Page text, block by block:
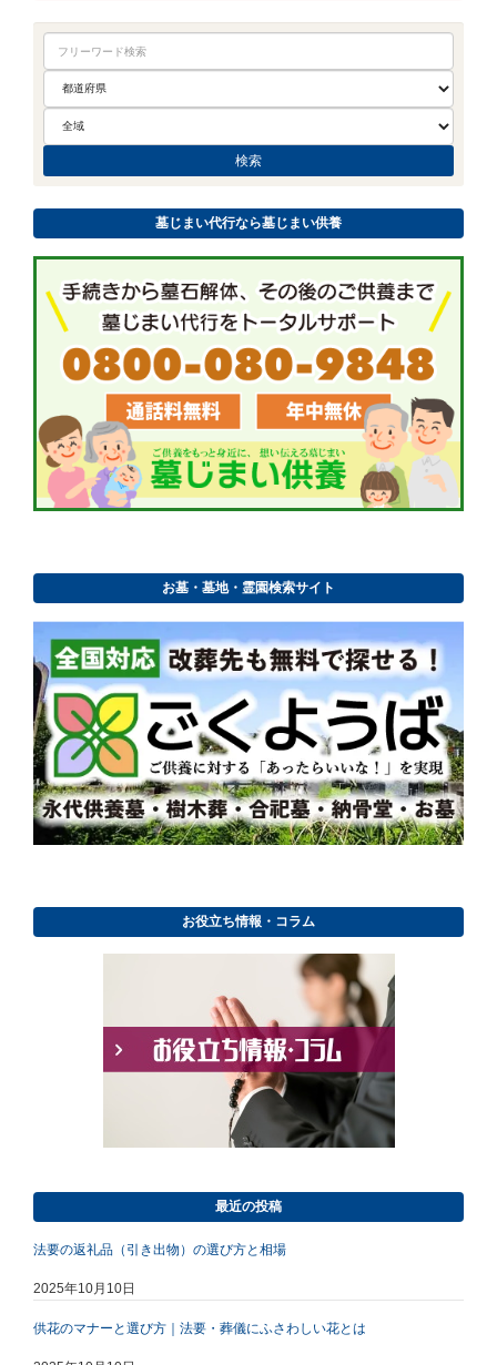
墓じまい代行なら墓じまい供養
お墓・墓地・霊園検索サイト
お役立ち情報・コラム
最近の投稿
法要の返礼品（引き出物）の選び方と相場
2025年10月10日
供花のマナーと選び方｜法要・葬儀にふさわしい花とは